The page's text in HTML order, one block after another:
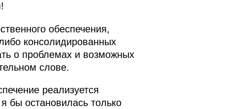
обеспечения,
консолидированных
о проблемах и возможных
слове.
реализуется
бы остановилась только